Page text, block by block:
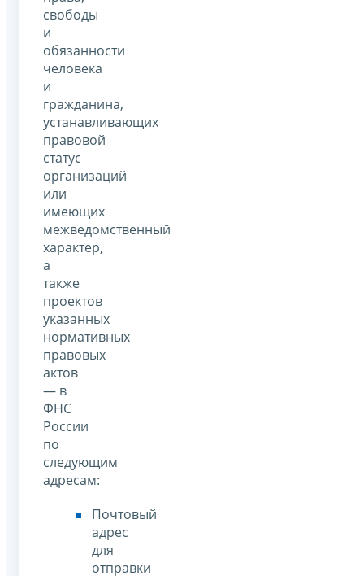
свободы
и
обязанности
человека
и
гражданина,
устанавливающих
правовой
статус
организаций
или
имеющих
межведомственный
характер,
а
также
проектов
указанных
нормативных
правовых
актов
— в
ФНС
России
по
следующим
адресам:
Почтовый
адрес
для
отправки